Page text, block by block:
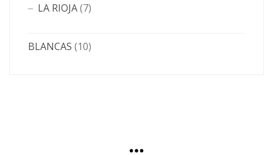
LA RIOJA(7)
BLANCAS (10)